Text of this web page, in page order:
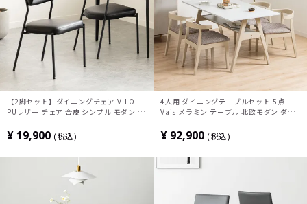
【2脚セット】ダイニングチェア VILO
PUレザー チェア 合皮 シンプル モダン 椅
食卓椅子 おしゃれ 黒 ブラック グレー ア
イボリー ORV
¥ 19,900 税込
4人用 ダイニングテーブルセット 5点
Vais メラミン テーブル 北欧モダン ダイ
(幅150cm 食卓テーブル×1 食卓椅子
×4) ルンバブル
¥ 92,900 税込